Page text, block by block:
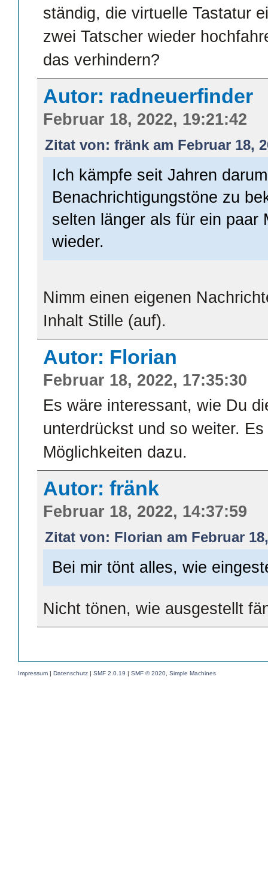
ständig, die virtuelle Tastatur
zwei Tatscher wieder
das verhindern?
Autor: radneuerfinder
Februar 18, 2022, 19:21:42
Zitat von: fränk am Februar 18,
Ich kämpfe seit Jahren
Benachrichtigungstöne zu
selten länger als für ein paar
wieder.
Nimm einen eigenen
Inhalt Stille (auf).
Autor: Florian
Februar 18, 2022, 17:35:30
Es wäre interessant, wie Du
unterdrückst und so weiter.
Möglichkeiten dazu.
Autor: fränk
Februar 18, 2022, 14:37:59
Zitat von: Florian am Februar
Bei mir tönt alles, wie
Nicht tönen, wie ausgestellt
Impressum | Datenschutz | SMF 2.0.19 | SMF © 2020 Simple Machines